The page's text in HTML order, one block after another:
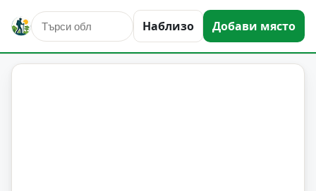
Наблизо Добави място
култура и изкуство Пловдив Област: Пловдив